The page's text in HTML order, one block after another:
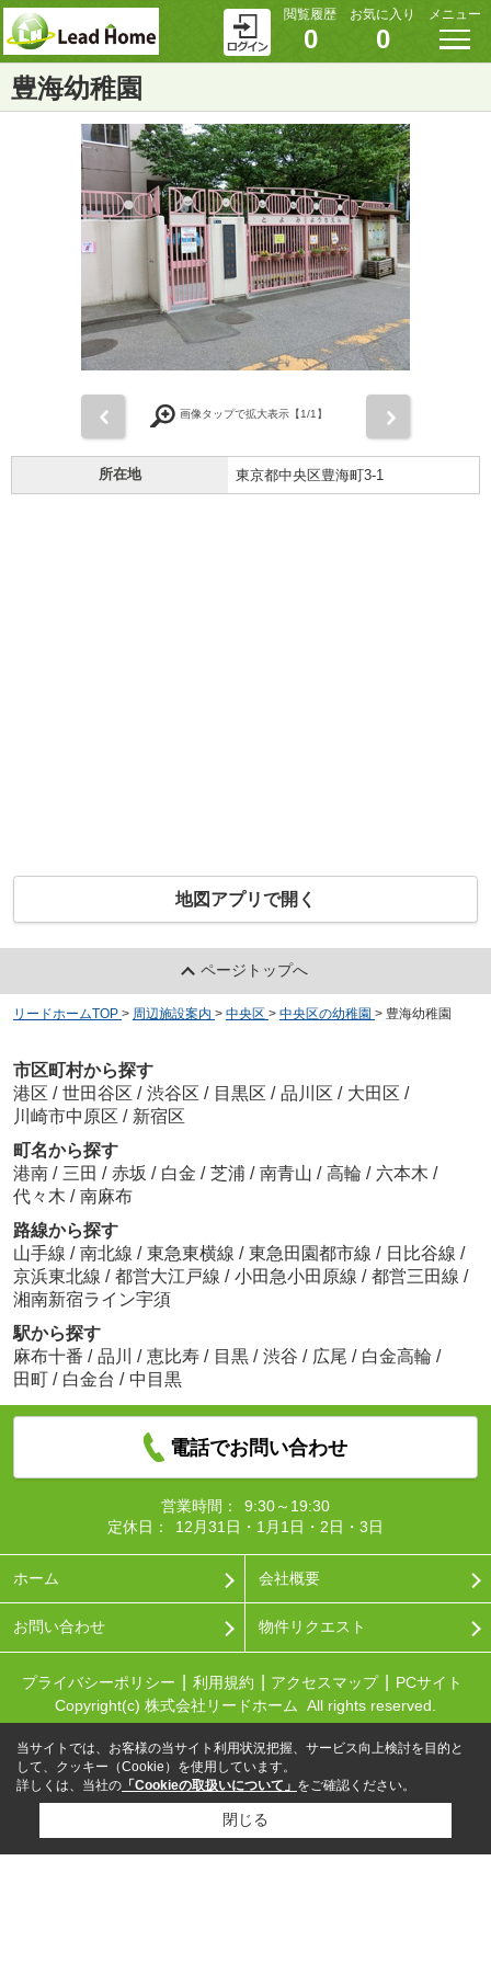
閲覧履歴
0
お気に入り
0
メニュー
豊海幼稚園
画像タップで拡大表示【1/1】
所在地 東京都中央区豊海町3-1
地図アプリで開く
ページトップへ
リードホームTOP > 周辺施設案内 > 中央区 > 中央区の幼稚園 > 豊海幼稚園
市区町村から探す
港区 / 世田谷区 / 渋谷区 / 目黒区 / 品川区 / 大田区 /
川崎市中原区 / 新宿区
町名から探す
港南 / 三田 / 赤坂 / 白金 / 芝浦 / 南青山 / 高輪 / 六本木 /
代々木 / 南麻布
路線から探す
山手線 / 南北線 / 東急東横線 / 東急田園都市線 / 日比谷線 /
京浜東北線 / 都営大江戸線 / 小田急小田原線 / 都営三田線 /
湘南新宿ライン宇須
駅から探す
麻布十番 / 品川 / 恵比寿 / 目黒 / 渋谷 / 広尾 / 白金高輪 /
田町 / 白金台 / 中目黒
電話でお問い合わせ
営業時間：
9:30～19:30
定休日：
12月31日・1月1日・2日・3日
ホーム 会社概要
お問い合わせ 物件リクエスト
プライバシーポリシー 利用規約 アクセスマップ
PCサイト
Copyright(c) 株式会社リードホーム All rights reserved.
当サイトでは、お客様の当サイト利用状況把握、サービス向上検討を目的と
して、クッキー（Cookie）を使用しています。
詳しくは、当社の 「Cookieの取扱いについて」 をご確認ください。
閉じる